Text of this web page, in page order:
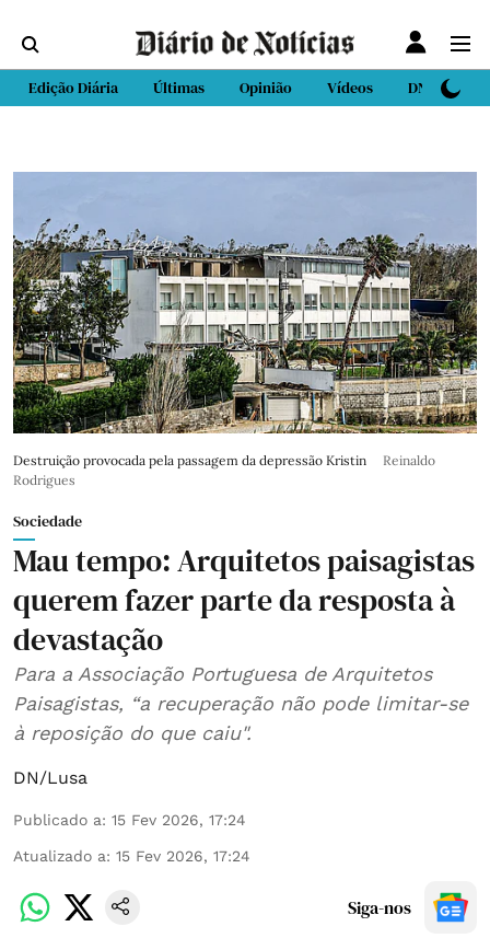
Edição Diária Últimas Opinião Vídeos DN Sport
Destruição provocada pela passagem da depressão Kristin
Reinaldo
Rodrigues
Sociedade
Mau tempo: Arquitetos paisagistas
querem fazer parte da resposta à
devastação
Para a Associação Portuguesa de Arquitetos
Paisagistas, “a recuperação não pode limitar-se
à reposição do que caiu".
DN/Lusa
Publicado a: 15 Fev 2026, 17:24
Atualizado a: 15 Fev 2026, 17:24
Siga-nos